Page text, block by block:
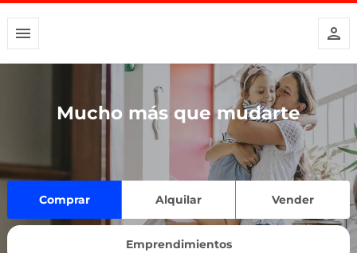
Mucho más que mudarte
Comprar Alquilar Vender
Emprendimientos